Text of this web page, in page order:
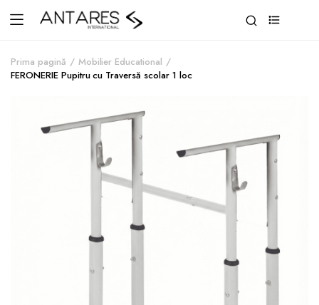
Prima pagină
Mobilier Educational
FERONERIE Pupitru cu Traversă scolar 1 loc